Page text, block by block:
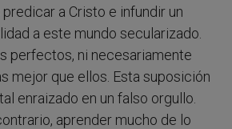
a Cristo e infundir un
a este mundo secularizado.
perfectos, ni necesariamente
mejor que ellos. Esta suposición
enraizado en un falso orgullo.
aprender mucho de lo